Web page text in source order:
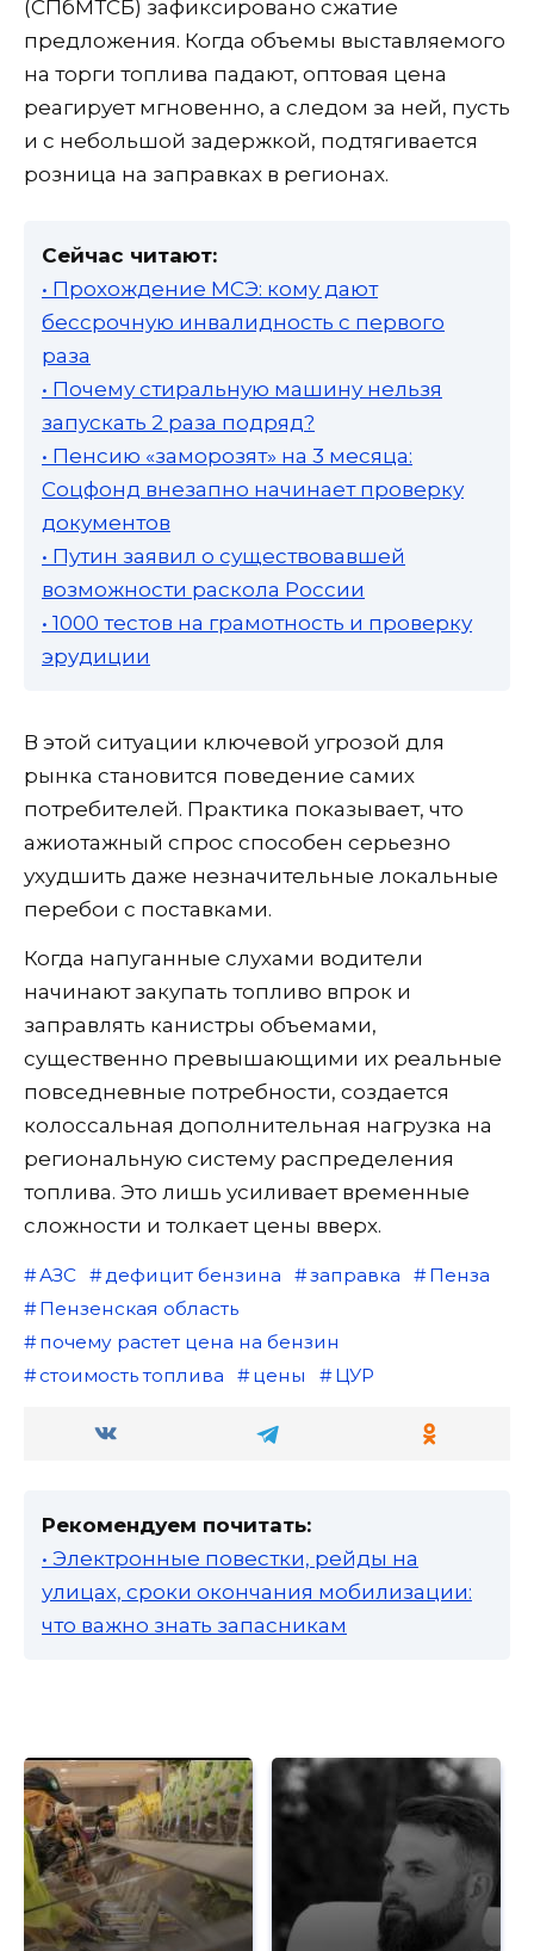
(СПбМТСБ) зафиксировано сжатие
предложения. Когда объемы выставляемого
на торги топлива падают, оптовая цена
реагирует мгновенно, а следом за ней, пусть
и с небольшой задержкой, подтягивается
розница на заправках в регионах.
Сейчас читают:
• Прохождение МСЭ: кому дают
бессрочную инвалидность с первого
раза
• Почему стиральную машину нельзя
запускать 2 раза подряд?
• Пенсию «заморозят» на 3 месяца:
Соцфонд внезапно начинает проверку
документов
• Путин заявил о существовавшей
возможности раскола России
• 1000 тестов на грамотность и проверку
эрудиции
В этой ситуации ключевой угрозой для
рынка становится поведение самих
потребителей. Практика показывает, что
ажиотажный спрос способен серьезно
ухудшить даже незначительные локальные
перебои с поставками.
Когда напуганные слухами водители
начинают закупать топливо впрок и
заправлять канистры объемами,
существенно превышающими их реальные
повседневные потребности, создается
колоссальная дополнительная нагрузка на
региональную систему распределения
топлива. Это лишь усиливает временные
сложности и толкает цены вверх.
АЗС дефицит бензина заправка
Пенза
Пензенская область
почему растет цена на бензин
стоимость топлива
цены ЦУР
Рекомендуем почитать:
• Электронные повестки, рейды на
улицах, сроки окончания мобилизации:
что важно знать запасникам